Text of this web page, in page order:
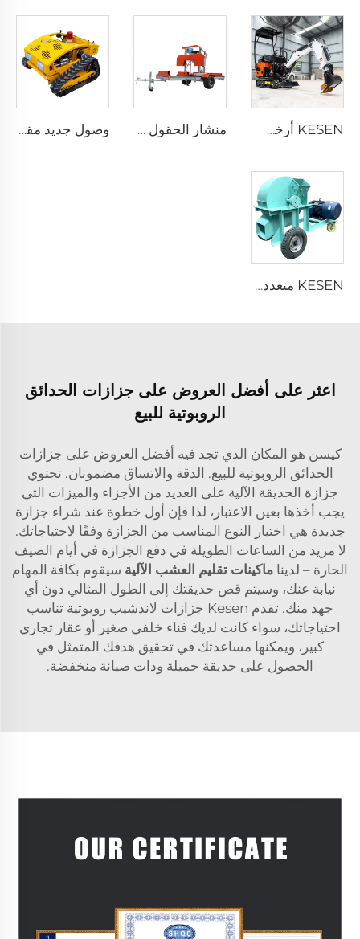
KESEN أرخص مصنع حفارات مصغرة للمزارع آلة 3.5 طن حفار صغير مايكرو باغر 2 طن 3 طن حفارة مصغرة منشار الحقول لمصنع الأثاث غاز/ ديزل/ كهرباء آلة نجارة الخشب منشار شريط معدات الغابات وصول جديد مقص عشب كهربائي ديزل صغير الحجم للمنزل المزود برأس حلق روبوتي لحصد العشب
KESEN متعددة الوظائف سحق رقائق الخشب إلى نشارة الخشب آلة صنع النشارة
اعثر على أفضل العروض على جزازات الحدائق
الروبوتية للبيع
كيسن هو المكان الذي تجد فيه أفضل العروض على جزازات
الحدائق الروبوتية للبيع. الدقة والاتساق مضمونان. تحتوي
جزازة الحديقة الآلية على العديد من الأجزاء والميزات التي
يجب أخذها بعين الاعتبار، لذا فإن أول خطوة عند شراء جزازة
جديدة هي اختيار النوع المناسب من الجزازة وفقًا لاحتياجاتك.
لا مزيد من الساعات الطويلة في دفع الجزازة في أيام الصيف
الحارة – لدينا ماكينات تقليم العشب الآلية سيقوم بكافة المهام
نيابة عنك، وسيتم قص حديقتك إلى الطول المثالي دون أي
جهد منك. تقدم Kesen جزازات لاندشيب روبوتية تناسب
احتياجاتك، سواء كانت لديك فناء خلفي صغير أو عقار تجاري
كبير، ويمكنها مساعدتك في تحقيق هدفك المتمثل في
الحصول على حديقة جميلة وذات صيانة منخفضة.